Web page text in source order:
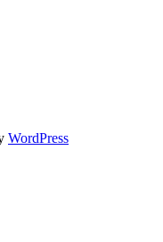
WordPress